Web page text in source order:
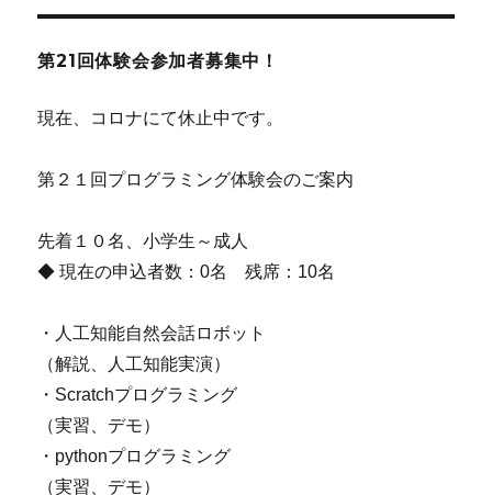
第21回体験会参加者募集中！
現在、コロナにて休止中です。
第２１回プログラミング体験会のご案内
先着１０名、小学生～成人
◆ 現在の申込者数：0名 残席：10名
・人工知能自然会話ロボット
（解説、人工知能実演）
・Scratchプログラミング
（実習、デモ）
・pythonプログラミング
（実習、デモ）